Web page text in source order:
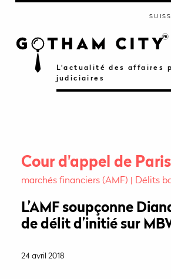
L'actualité des affaires
judiciaires
Cour d'appel de Paris
marchés financiers (AMF)
Délits
L’AMF soupçonne
de délit d’initié sur
24 avril 2018